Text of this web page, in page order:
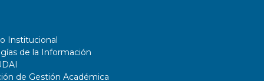
Institucional
de la Información
de Gestión Académica